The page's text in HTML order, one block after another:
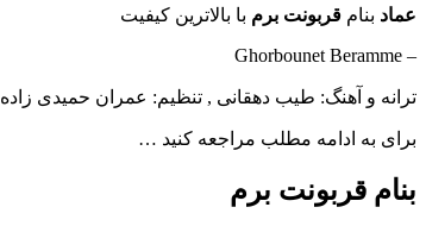
عماد بنام قربونت برم با بالاترین کیفیت
– Ghorbounet Beramme
ترانه و آهنگ: طیب دهقانی , تنظیم: عمران حمیدی زاده
برای به ادامه مطلب مراجعه کنید …
بنام قربونت برم